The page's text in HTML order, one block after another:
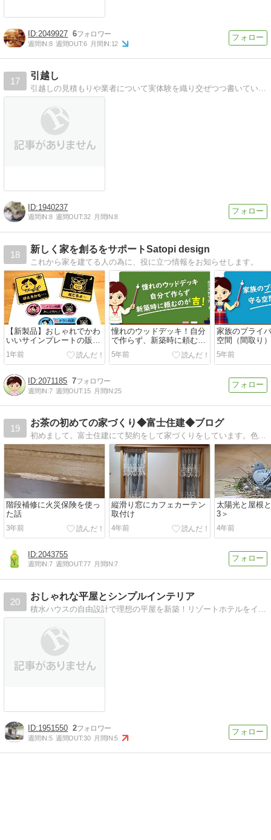
2049927 6
週間IN:8 週間OUT:6 月間IN:12
17
引越し
引越しの見積もりや業者について実体験を織り交ぜつつ書いています。
1940237
週間IN:8 週間OUT:32 月間IN:8
18
新しく家を創るをサポートSatopi design
これから家を建てる人の為に、役に立つ情報をお知らせします。
【新製品】おしゃれでかわ
いいサインプレートの販売
を開始しました！
1年前
憧れのウッドデッキ！自分
で作らず、新築時に頼むの
が吉！
5年前
家族のプライ
空間（間取り
ょう！
5年前
2071185 7
週間IN:7 週間OUT:15 月間IN:25
19
お茶の初めての家づくり◆富士住建◆ブログ
初めまして。富士住建にて契約をして家づくりをしています。色々な情報を調べながら書いてるブログです。宜しくお願い致します。
階段補修に火災保険を使っ
た話
3年前
縦滑り窓にカフェカーテン
取付け
4年前
太陽光と屋根
3＞
4年前
2043755
週間IN:7 週間OUT:77 月間IN:7
20
おしゃれな平屋とシンプルインテリア
積水ハウスの自由設計で理想の平屋を新築！リゾートホテルをイメージした内装＆シンプルインテリアをご紹介中！
1951550 2
週間IN:5 週間OUT:30 月間IN:5